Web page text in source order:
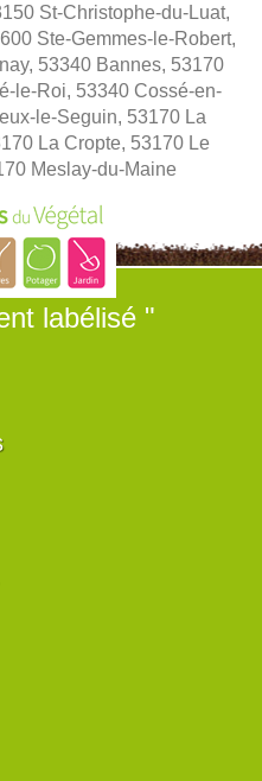
St-Christophe-du-Luat,
Ste-Gemmes-le-Robert,
53340 Bannes, 53170
le-Roi, 53340 Cossé-en-
le-Seguin, 53170 La
La Cropte, 53170 Le
Meslay-du-Maine
labélisé "